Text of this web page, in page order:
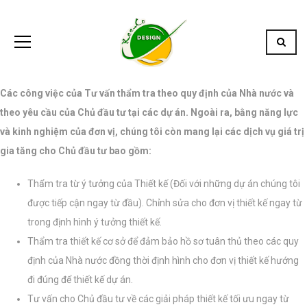
Các công việc của Tư vấn thẩm tra theo quy định của Nhà nước và
theo yêu cầu của Chủ đầu tư tại các dự án. Ngoài ra, bằng năng lực
và kinh nghiệm của đơn vị, chúng tôi còn mang lại các dịch vụ giá trị
gia tăng cho Chủ đầu tư bao gồm:
Thẩm tra từ ý tưởng của Thiết kế (Đối với những dự án chúng tôi
được tiếp cận ngay từ đầu). Chỉnh sửa cho đơn vị thiết kế ngay từ
trong định hình ý tưởng thiết kế.
Thẩm tra thiết kế cơ sở để đảm bảo hồ sơ tuân thủ theo các quy
định của Nhà nước đồng thời định hình cho đơn vị thiết kế hướng
đi đúng để thiết kế dự án.
Tư vấn cho Chủ đầu tư về các giải pháp thiết kế tối ưu ngay từ